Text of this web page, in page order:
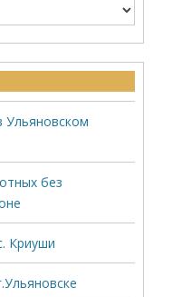
Ульяновском
без
Криуши